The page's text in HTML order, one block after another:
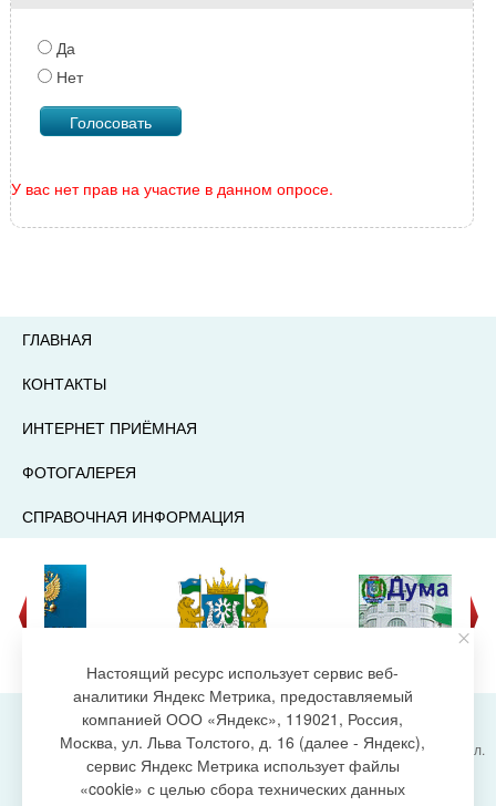
Да
Нет
У вас нет прав на участие в данном опросе.
ГЛАВНАЯ
КОНТАКТЫ
ИНТЕРНЕТ ПРИЁМНАЯ
ФОТОГАЛЕРЕЯ
СПРАВОЧНАЯ ИНФОРМАЦИЯ
создание сайта
Администрация городского поселения Излучинск, ул.
Энергетиков, 6, пгт. Излучинск, Нижневартовский
район,
Настоящий ресурс использует сервис веб-
аналитики Яндекс Метрика, предоставляемый
компанией ООО «Яндекс», 119021, Россия,
Москва, ул. Льва Толстого, д. 16 (далее - Яндекс),
сервис Яндекс Метрика использует файлы
«cookie» с целью сбора технических данных